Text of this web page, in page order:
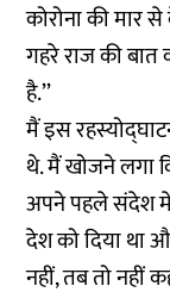
कोरोना की मार
गहरे राज की बात
है.’’
मैं इस
थे. मैं खोजने लगा
अपने पहले संदेश में
देश को दिया था
नहीं, तब तो नहीं